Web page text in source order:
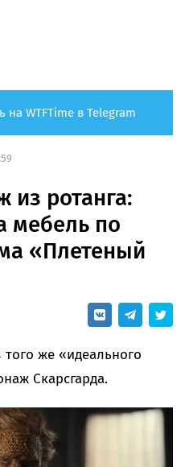
на WTFTime в Telegram
из ротанга:
мебель по
«Плетеный
же «идеального
Скарсгарда.